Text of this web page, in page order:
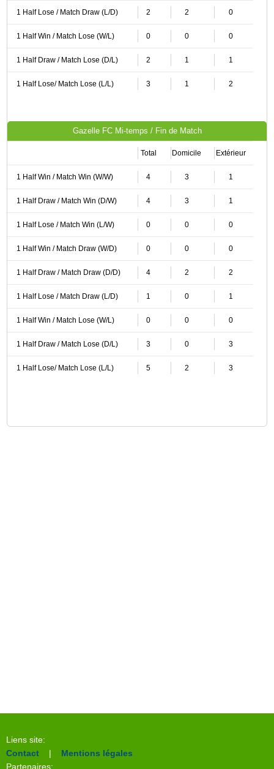
1 Half Lose / Match Draw (L/D) 2 2 0
1 Half Win / Match Lose (W/L) 0 0 0
1 Half Draw / Match Lose (D/L) 2 1 1
1 Half Lose/ Match Lose (L/L) 3 1 2
Gazelle FC Mi-temps / Fin de Match
Total Domicile Extérieur
1 Half Win / Match Win (W/W) 4 3 1
1 Half Draw / Match Win (D/W) 4 3 1
1 Half Lose / Match Win (L/W) 0 0 0
1 Half Win / Match Draw (W/D) 0 0 0
1 Half Draw / Match Draw (D/D) 4 2 2
1 Half Lose / Match Draw (L/D) 1 0 1
1 Half Win / Match Lose (W/L) 0 0 0
1 Half Draw / Match Lose (D/L) 3 0 3
1 Half Lose/ Match Lose (L/L) 5 2 3
Liens site:
Contact | Mentions légales
Partenaires: